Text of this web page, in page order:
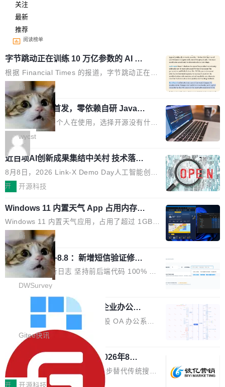
关注
最新
推荐
阅读榜单
字节跳动正在训练 10 万亿参数的 AI 模
型
根据 Financial Times 的报道，字节跳动正在训
练一个 10 万亿参数的 AI 模型，目前处于预训练
阶段。 10 万亿是什么概念？Anthropic 目前最
大的模型 Mythos 5 约 8 万亿参数。DeepSeek
V4-Pro 是 1.6 万亿。月之暗面的 Kimi K3 是 2.
8 万亿。美团 LongCat-2.0 是 1.6 万亿。字节
跳动的这个未命名模型，直接跳到了 10 万亿。
预训练通常需要 3 到 6 个月，之后还有微调阶
段。按这个时间线，最早可能在 2026 年底或 2
027 年初发布。 这个节点很微妙。Anthropic 刚
在 5 月发布了 Mythos 5...
局
wastnet 开源首发，零依赖自研 Java H
TTP/2 框架，性能对标 Undertow !
这个项目一直是个人在使用，选择开源没有什么
动机理由，就是想开源了，如果非要说一个，那
就是它多少弥补了国产 Java 自研 HTTP/2 框架
这块空白——放眼国产 Java 生态，能拿出手的
HTTP/2 网络框架，要么闭源，要么底层建立在
Netty 之上，真正自研的 Java 实现几乎没有。
wastnet 是一款完全自研、零第三方依赖的轻量
级 Java 网络应用框架，核心基于 JDK 原生 NI
O 构建 Reactor 多路复用模型，不依赖 Netty、
Tomcat 等任何第三方网络库。其 HTTP/2 协议
栈从 HPACK、Huffman 到 ALPN 均为自主实
现，在基准测试中与 Un...
wycst
近百项AI创新成果集结中关村 技术落地
与产业迭代提速
8月8日，2026 Link-X Demo Day人工智能创新
项目展在北京中关村举办。本次活动由星连资
业、学术、投资人士，集中展出近百项覆盖AI芯
片、算力、模型、应用全链条创新项目，聚焦AI
技术产业化落地与资本对接，呈现当前国内AI前
沿技术突破与商业化最新进展。 活动围绕AI学术
研究与产业落地融合展开多维度研讨。星连资本
创始合伙人张鸣晨表示，AI产业化是长期产融结
合过程，早期优质技术项目需持续资本与产业资
者、产业专家、投资人围绕AI前沿技术瓶颈、行
业固有认知重构等议题展开跨界对话，聚焦行业
真实痛点与突破方向...
开 开源科技
Windows 11 内置天气 App 占用内存超
过 1GB
Windows 11 内置天气应用，占用了超过 1GB
内存。 Notebookcheck 的测试发现这个数字
时，反复确认了多次。不是 100MB，不是 500
MB，是 1 个 G。一个显示天气的应用。 Windo
ws 内置应用臃肿早就是老话题了，但一款天气
应用占用内存就超过 1G 还是过于离谱——问题
个嵌在 Edge WebView 里的网页。它不是一个
「应用」，它是一个运行在浏览器引擎里的网
页，外面套了一层 Windows 的壳。 WebView2
本身就是个内存大户。它加载了完整的 Edge 渲
染引擎，包括 JavaScript 引擎...
局
调问更新7.26~8.8 ：新增短信验证修
改，考试能力升级
DWSurvey 更新日志 坚持前后端代码 100% 开
源助力企业建设自主可控的问卷调研系统 官网地
址www.diaowen.net ➔ 源码下载Gitee 仓库 ➔
本次更新新增短信验证修改已答问卷功能，提升
答卷安全性；同时升级考试能力，完善填空题判
分、防切屏等功能体验，并优化多项产品细节，
提升整体使用体验。 新增功能 01. 新增验证手
机号后查看、修改已答问卷功能 02. 新增填空题
判分功能 03. 添加协作管理员支持树形结构选择
体验优化与修复 •页面与体验优化 优化工作台首
DWSurvey
勾股 OA v6.0.2 已经发布，企业办公系
勾股 OA v6.0.2 已经发布。 勾股 OA 办公系统
是一款简单实用的开源的企业办公系统。系统集
成了系统设置、附件管理、人事管理、行政管
理、消息管理、资产管理、企业公告、知识网
盘、审批流程设置、办公审批、工作计划、工作
汇报、工作日志、日常办公、财务管理、客户管
Gitee快讯
942亿赛道如何选对伙伴？2026年8月G
EO公司推荐
当DeepSeek、豆包等大模型逐步替代传统搜索
成为用户获取信息的主要入口,品牌竞争的逻辑变
开 开源科技